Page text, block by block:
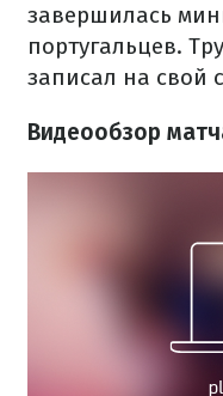
завершилась
португальцев.
записал на свой
Видеообзор